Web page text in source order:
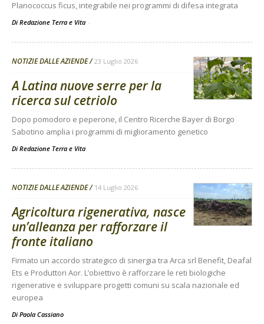
Planococcus ficus, integrabile nei programmi di difesa integrata
Di Redazione Terra e Vita -
NOTIZIE DALLE AZIENDE 23 Luglio 2026
A Latina nuove serre per la
ricerca sul cetriolo
Dopo pomodoro e peperone, il Centro Ricerche Bayer di Borgo
Sabotino amplia i programmi di miglioramento genetico
Di Redazione Terra e Vita
NOTIZIE DALLE AZIENDE 14 Luglio 2026
Agricoltura rigenerativa, nasce
un’alleanza per rafforzare il
fronte italiano
Firmato un accordo strategico di sinergia tra Arca srl Benefit, Deafal
Ets e Produttori Aor. L’obiettivo è rafforzare le reti biologiche
rigenerative e sviluppare progetti comuni su scala nazionale ed
europea
Di Paola Cassiano